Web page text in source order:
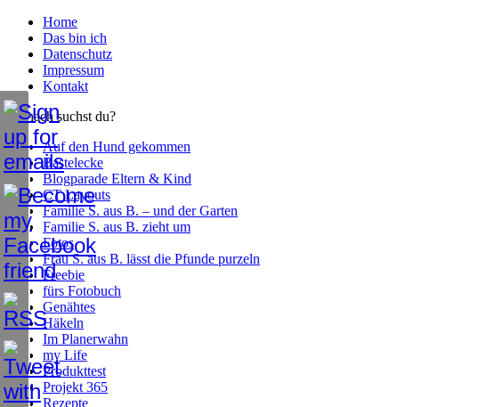
Home
Das bin ich
Datenschutz
Impressum
Kontakt
Wonach suchst du?
Auf den Hund gekommen
Bastelecke
Blogparade Eltern & Kind
CT Layouts
Familie S. aus B. – und der Garten
Familie S. aus B. zieht um
Fotos
Frau S. aus B. lässt die Pfunde purzeln
Freebie
fürs Fotobuch
Genähtes
Häkeln
Im Planerwahn
my Life
Produkttest
Projekt 365
Rezepte